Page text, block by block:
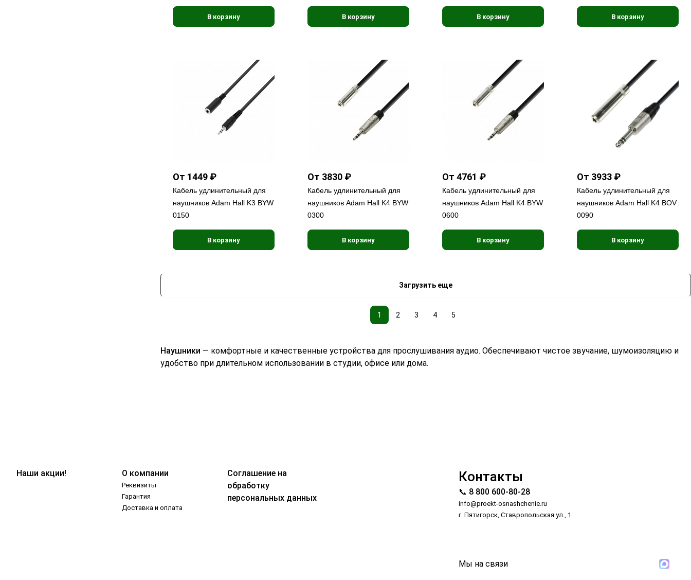
В корзину В корзину В корзину В корзину
От 1449 ₽
Кабель удлинительный для
наушников Adam Hall K3 BYW
0150
В корзину
От 3830 ₽
Кабель удлинительный для
наушников Adam Hall K4 BYW
0300
В корзину
От 4761 ₽
Кабель удлинительный для
наушников Adam Hall K4 BYW
0600
В корзину
От 3933 ₽
Кабель удлинительный для
наушников Adam Hall K4 BOV
0090
В корзину
Загрузить еще
1 2 3 4 5
Наушники — комфортные и качественные устройства для прослушивания аудио. Обеспечивают чистое звучание, шумоизоляцию и
удобство при длительном использовании в студии, офисе или дома.
Наши акции! О компании
Реквизиты
Гарантия
Доставка и оплата
Соглашение на
обработку
персональных данных
Контакты
📞 8 800 600-80-28
info@proekt-osnashchenie.ru
г. Пятигорск, Ставропольская ул., 1
Мы на связи